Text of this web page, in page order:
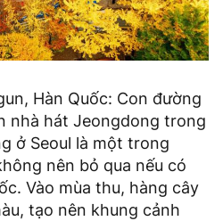
Hàn Quốc: Con đường
nhà hát Jeongdong trong
ở Seoul là một trong
nên bỏ qua nếu có
Vào mùa thu, hàng cây
tạo nên khung cảnh